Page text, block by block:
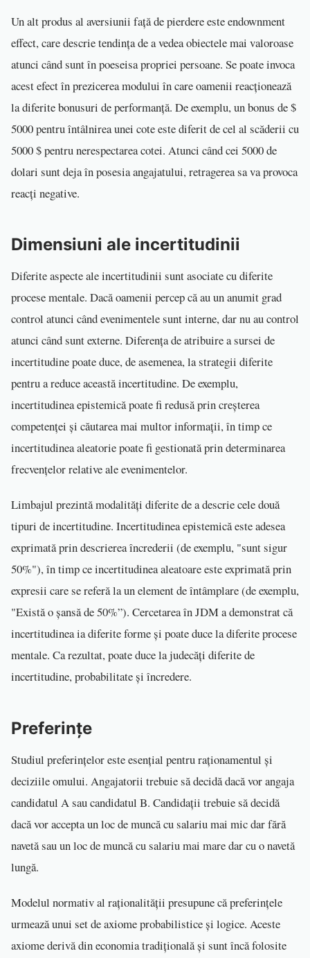
Un alt produs al aversiunii față de pierdere este endownment
effect, care descrie tendința de a vedea obiectele mai valoroase
atunci când sunt în poeseisa propriei persoane. Se poate invoca
acest efect în prezicerea modului în care oamenii reacționează
la diferite bonusuri de performanță. De exemplu, un bonus de $
5000 pentru întâlnirea unei cote este diferit de cel al scăderii cu
5000 $ pentru nerespectarea cotei. Atunci când cei 5000 de
dolari sunt deja în posesia angajatului, retragerea sa va provoca
reacți negative.
Dimensiuni ale incertitudinii
Diferite aspecte ale incertitudinii sunt asociate cu diferite
procese mentale. Dacă oamenii percep că au un anumit grad
control atunci când evenimentele sunt interne, dar nu au control
atunci când sunt externe. Diferența de atribuire a sursei de
incertitudine poate duce, de asemenea, la strategii diferite
pentru a reduce această incertitudine. De exemplu,
incertitudinea epistemică poate fi redusă prin creșterea
competenței și căutarea mai multor informații, în timp ce
incertitudinea aleatorie poate fi gestionată prin determinarea
frecvențelor relative ale evenimentelor.
Limbajul prezintă modalități diferite de a descrie cele două
tipuri de incertitudine. Incertitudinea epistemică este adesea
exprimată prin descrierea încrederii (de exemplu, "sunt sigur
50%"), în timp ce incertitudinea aleatoare este exprimată prin
expresii care se referă la un element de întâmplare (de exemplu,
"Există o șansă de 50%”). Cercetarea în JDM a demonstrat că
incertitudinea ia diferite forme și poate duce la diferite procese
mentale. Ca rezultat, poate duce la judecăți diferite de
incertitudine, probabilitate și încredere.
Preferințe
Studiul preferințelor este esențial pentru raționamentul și
deciziile omului. Angajatorii trebuie să decidă dacă vor angaja
candidatul A sau candidatul B. Candidații trebuie să decidă
dacă vor accepta un loc de muncă cu salariu mai mic dar fără
navetă sau un loc de muncă cu salariu mai mare dar cu o navetă
lungă.
Modelul normativ al raționalității presupune că preferințele
urmează unui set de axiome probabilistice și logice. Aceste
axiome derivă din economia tradițională și sunt încă folosite